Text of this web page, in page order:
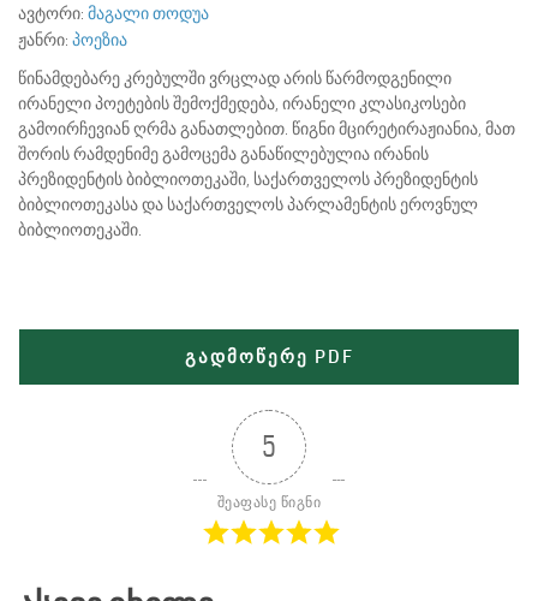
ავტორი: მაგალი თოდუა
ჟანრი: პოეზია
წინამდებარე კრებულში ვრცლად არის წარმოდგენილი
ირანელი პოეტების შემოქმედება, ირანელი კლასიკოსები
გამოირჩევიან ღრმა განათლებით. წიგნი მცირეტირაჟიანია, მათ
შორის რამდენიმე გამოცემა განაწილებულია ირანის
პრეზიდენტის ბიბლიოთეკაში, საქართველოს პრეზიდენტის
ბიბლიოთეკასა და საქართველოს პარლამენტის ეროვნულ
ბიბლიოთეკაში.
გადმოწერე PDF
5
შეაფასე წიგნი